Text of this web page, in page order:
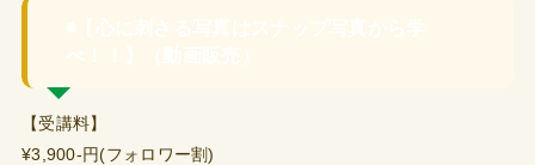
【受講料】
¥3,900-円(フォロワー割)